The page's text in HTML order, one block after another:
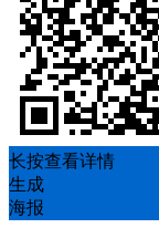
长按查看详情
生成
海报